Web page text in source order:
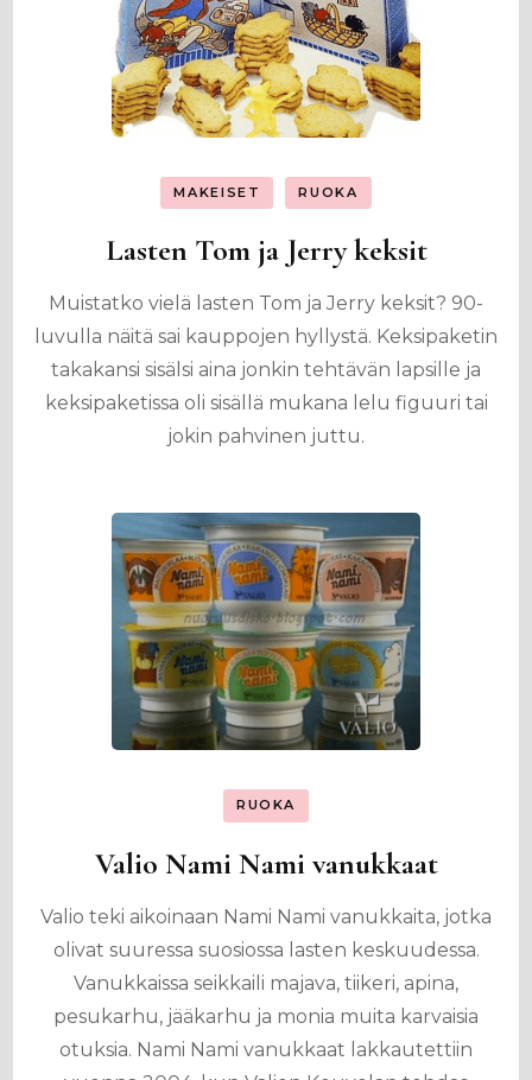
MAKEISET RUOKA
Lasten Tom ja Jerry keksit
Muistatko vielä lasten Tom ja Jerry keksit? 90-
luvulla näitä sai kauppojen hyllystä. Keksipaketin
takakansi sisälsi aina jonkin tehtävän lapsille ja
keksipaketissa oli sisällä mukana lelu figuuri tai
jokin pahvinen juttu.
RUOKA
Valio Nami Nami vanukkaat
Valio teki aikoinaan Nami Nami vanukkaita, jotka
olivat suuressa suosiossa lasten keskuudessa.
Vanukkaissa seikkaili majava, tiikeri, apina,
pesukarhu, jääkarhu ja monia muita karvaisia
otuksia. Nami Nami vanukkaat lakkautettiin